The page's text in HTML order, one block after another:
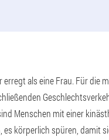
als eine Frau. Für die
Menschen mit einer
körperlich spüren, damit